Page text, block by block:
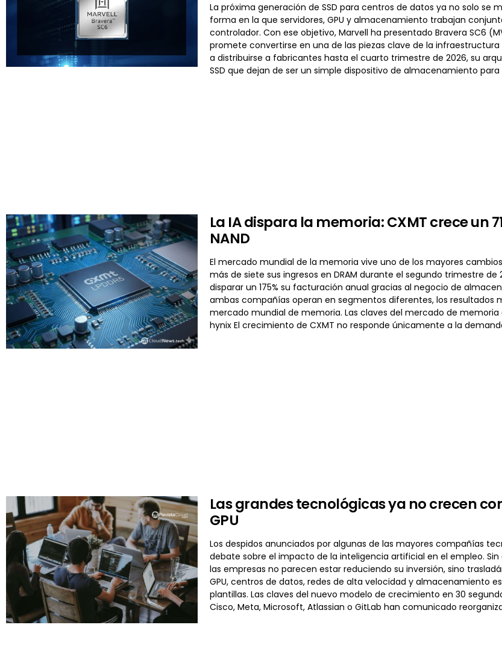
La próxima generación de SSD para centros de datos ya no solo
forma en la que servidores, GPU y almacenamiento trabajan
controlador. Con ese objetivo, Marvell ha presentado Bravera SC6
promete convertirse en una de las piezas clave de la
a distribuirse a fabricantes hasta el cuarto trimestre de 2026, su
SSD que dejan de ser un simple dispositivo de almacenamiento para
La IA dispara la memoria: CXMT crece un
NAND
El mercado mundial de la memoria vive uno de los mayores
más de siete sus ingresos en DRAM durante el segundo trimestre
disparar un 175% su facturación anual gracias al negocio de
ambas compañías operan en segmentos diferentes, los
mercado mundial de memoria. Las claves del mercado de
hynix El crecimiento de CXMT no responde únicamente a la
Las grandes tecnológicas ya no crecen
GPU
Los despidos anunciados por algunas de las mayores compañías
debate sobre el impacto de la inteligencia artificial en el empleo.
las empresas no parecen estar reduciendo su inversión, sino
GPU, centros de datos, redes de alta velocidad y almacenamiento
plantillas. Las claves del nuevo modelo de crecimiento en 30
Cisco, Meta, Microsoft, Atlassian o GitLab han comunicado